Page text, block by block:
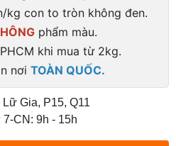
kg con to tròn không đen.
phẩm màu.
khi mua từ 2kg.
nơi TOÀN QUỐC.
Gia, P15, Q11
CN: 9h - 15h